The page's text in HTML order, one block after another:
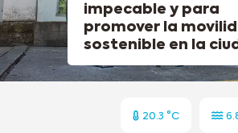
impecable y para
promover la
sostenible en la
20.3 °C